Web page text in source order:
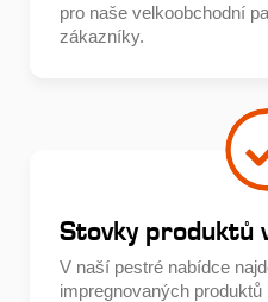
pro naše velkoobchodní
zákazníky.
Stovky produktů
V naší pestré nabídce
impregnovaných